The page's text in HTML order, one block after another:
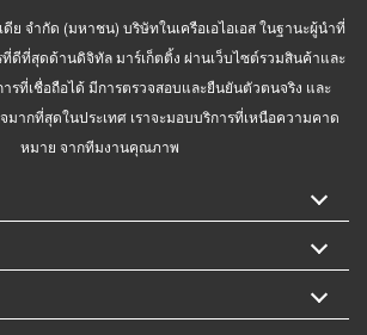
ย จำกัด (มหาชน) บริษัทในเครือเอไอเอส ในฐานะผู้นำที่
ดีที่สุดด้านดิจิทัล มาร์เก็ตติ้ง ผ่านเว็บไซต์รวมสินค้าและ
รที่เชื่อถือได้ มีการตรวจสอบและยืนยันตัวตนจริง และ
ากที่สุดในประเทศ เราจะมอบบริการที่เหนือความคาด
หมาย จากทีมงานคุณภาพ